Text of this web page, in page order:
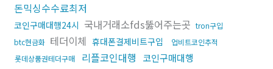
돈믹싱수수료최저
코인구매대행24시 국내거래소fds뚫어주는곳 tron구입
btc현금화 테더이체 휴대폰결제비트구입
업비트코인추적
롯데상품권테더구매
리플코인대행 코인구매대행